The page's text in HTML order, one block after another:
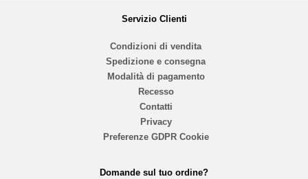
Servizio Clienti
Condizioni di vendita
Spedizione e consegna
Modalità di pagamento
Recesso
Contatti
Privacy
Preferenze GDPR Cookie
Domande sul tuo ordine?